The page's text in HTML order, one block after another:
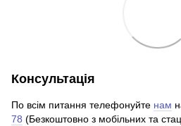
Консультація
По всім питання телефонуйте нам
78 (Безкоштовно з мобільних та